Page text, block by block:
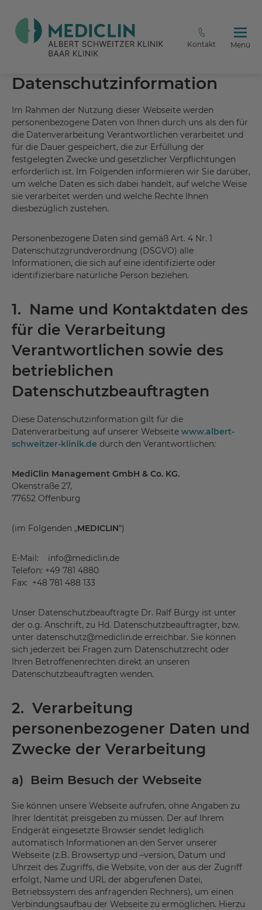
Kontakt Menü
Datenschutzinformation
Im Rahmen der Nutzung dieser Webseite werden
personenbezogene Daten von Ihnen durch uns als den für
die Datenverarbeitung Verantwortlichen verarbeitet und
für die Dauer gespeichert, die zur Erfüllung der
festgelegten Zwecke und gesetzlicher Verpflichtungen
erforderlich ist. Im Folgenden informieren wir Sie darüber,
um welche Daten es sich dabei handelt, auf welche Weise
sie verarbeitet werden und welche Rechte Ihnen
diesbezüglich zustehen.
Personenbezogene Daten sind gemäß Art. 4 Nr. 1
Datenschutzgrundverordnung (DSGVO) alle
Informationen, die sich auf eine identifizierte oder
identifizierbare natürliche Person beziehen.
1. Name und Kontaktdaten des
für die Verarbeitung
Verantwortlichen sowie des
betrieblichen
Datenschutzbeauftragten
Diese Datenschutzinformation gilt für die
Datenverarbeitung auf unserer Webseite www.albert-
schweitzer-klinik.de durch den Verantwortlichen:
MediClin Management GmbH & Co. KG.
Okenstraße 27,
77652 Offenburg
(im Folgenden „MEDICLIN“)
E-Mail: info@mediclin.de
Telefon: +49 781 4880
Fax: +48 781 488 133
Unser Datenschutzbeauftragte Dr. Ralf Bürgy ist unter
der o.g. Anschrift, zu Hd. Datenschutzbeauftragter, bzw.
unter datenschutz@mediclin.de erreichbar. Sie können
sich jederzeit bei Fragen zum Datenschutzrecht oder
Ihren Betroffenenrechten direkt an unseren
Datenschutzbeauftragten wenden.
2. Verarbeitung
personenbezogener Daten und
Zwecke der Verarbeitung
a) Beim Besuch der Webseite
Sie können unsere Webseite aufrufen, ohne Angaben zu
Ihrer Identität preisgeben zu müssen. Der auf Ihrem
Endgerät eingesetzte Browser sendet lediglich
automatisch Informationen an den Server unserer
Webseite (z.B. Browsertyp und –version, Datum und
Uhrzeit des Zugriffs, die Website, von der aus der Zugriff
erfolgt, Name und URL der abgerufenen Datei,
Betriebssystem des anfragenden Rechners), um einen
Verbindungsaufbau der Webseite zu ermöglichen. Hierzu